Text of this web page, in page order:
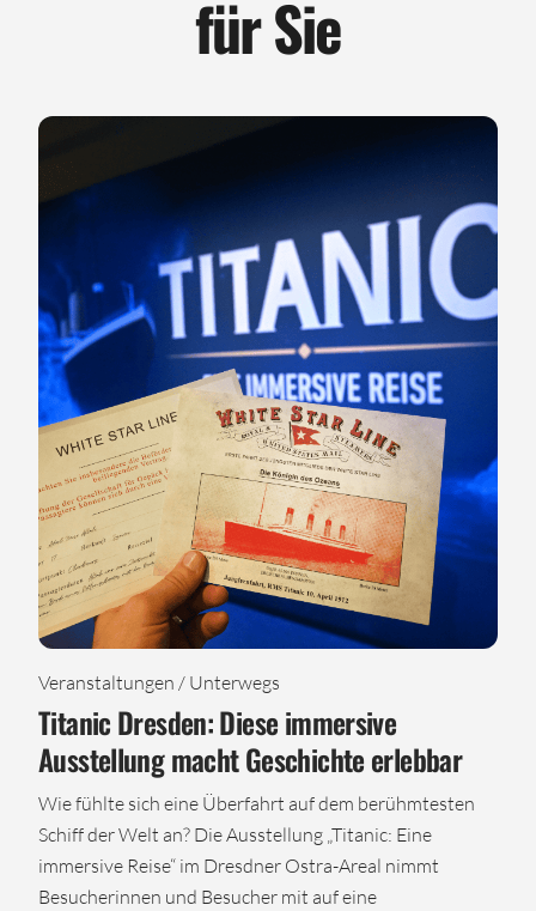
für Sie
Veranstaltungen / Unterwegs
Titanic Dresden: Diese immersive
Ausstellung macht Geschichte erlebbar
Wie fühlte sich eine Überfahrt auf dem berühmtesten
Schiff der Welt an? Die Ausstellung „Titanic: Eine
immersive Reise“ im Dresdner Ostra-Areal nimmt
Besucherinnen und Besucher mit auf eine